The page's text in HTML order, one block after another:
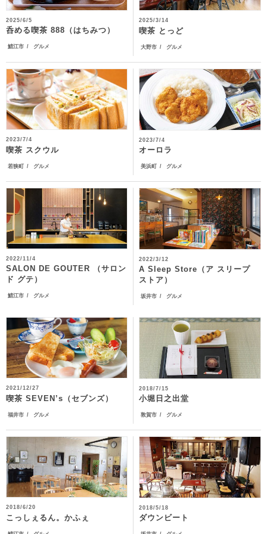
2025/6/5
呑める喫茶 888（はちみつ）
鯖江市 グルメ
2025/3/14
喫茶 とっど
大野市 グルメ
2023/7/4
喫茶 スクウル
若狭町 グルメ
2023/7/4
オーロラ
美浜町 グルメ
2022/11/4
SALON DE GOUTER （サロン
ド グテ）
鯖江市 グルメ
2022/3/12
A Sleep Store（ア スリープ
ストア）
坂井市 グルメ
2021/12/27
喫茶 SEVEN’s（セブンズ）
福井市 グルメ
2018/7/15
小堀日之出堂
敦賀市 グルメ
2018/6/20
こっしぇるん。かふぇ
2018/5/18
ダウンビート